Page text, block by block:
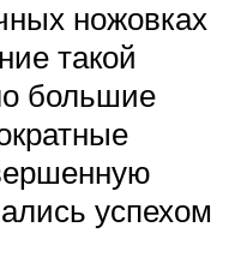
ножовках
такой
большие
успехом